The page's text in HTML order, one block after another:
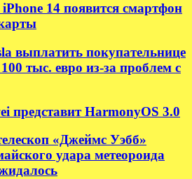
14 появится смартфон
выплатить покупательнице
тыс. евро из-за проблем с
представит HarmonyOS 3.0
«Джеймс Уэбб»
удара метеороида